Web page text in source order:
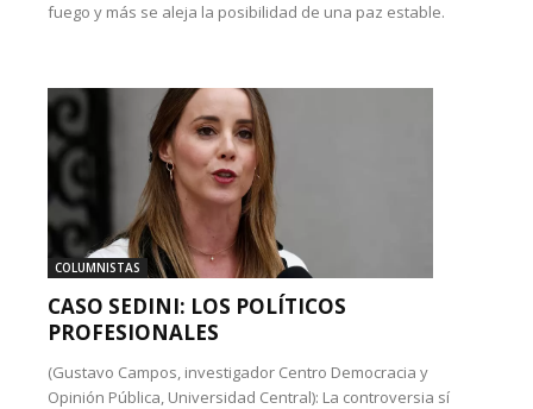
fuego y más se aleja la posibilidad de una paz estable.
COLUMNISTAS
CASO SEDINI: LOS POLÍTICOS
PROFESIONALES
(Gustavo Campos, investigador Centro Democracia y
Opinión Pública, Universidad Central): La controversia sí